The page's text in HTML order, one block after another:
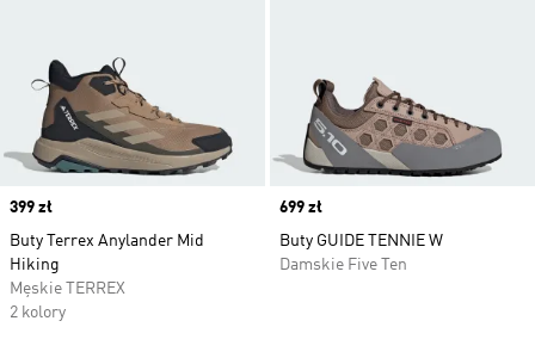
Price
399 zł
Buty Terrex Anylander Mid
Hiking
Męskie TERREX
2 kolory
Price
699 zł
Buty GUIDE TENNIE W
Damskie Five Ten